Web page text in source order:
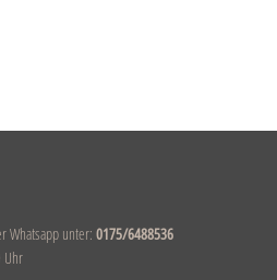
Whatsapp unter: 0175/6488536
Uhr